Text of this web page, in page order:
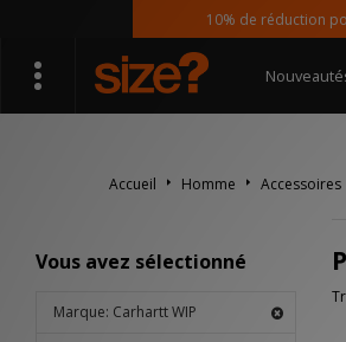
10% de réduction pour
Accueil Homme Accessoires
Vous avez sélectionné
Marque: Carhartt WIP